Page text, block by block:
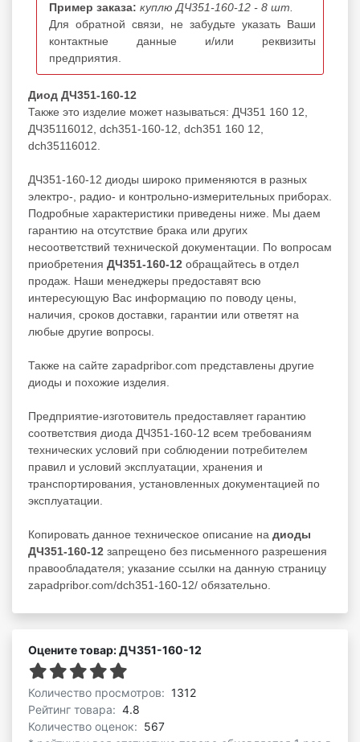
Пример заказа: куплю ДЧ351-160-12 - 8 шт.
Для обратной связи, не забудьте указать Ваши
контактные данные и/или реквизиты
предприятия.
Диод ДЧ351-160-12
Также это изделие может называться: ДЧ351 160 12,
ДЧ35116012, dch351-160-12, dch351 160 12,
dch35116012.
ДЧ351-160-12 диоды широко применяются в разных
электро-, радио- и контрольно-измерительных приборах.
Подробные характеристики приведены ниже. Мы даем
гарантию на отсутствие брака или других
несоответствий технической документации. По вопросам
приобретения ДЧ351-160-12 обращайтесь в отдел
продаж. Наши менеджеры предоставят всю
интересующую Вас информацию по поводу цены,
наличия, сроков доставки, гарантии или ответят на
любые другие вопросы.
Также на сайте zapadpribor.com представлены другие
диоды и похожие изделия.
Предприятие-изготовитель предоставляет гарантию
соответствия диода ДЧ351-160-12 всем требованиям
технических условий при соблюдении потребителем
правил и условий эксплуатации, хранения и
транспортирования, установленных документацией по
эксплуатации.
Копировать данное техническое описание на диоды
ДЧ351-160-12 запрещено без письменного разрешения
правообладателя; указание ссылки на данную страницу
zapadpribor.com/dch351-160-12/ обязательно.
Оцените товар: ДЧ351-160-12
Количество просмотров: 1312
Рейтинг товара: 4.8
Количество оценок: 567